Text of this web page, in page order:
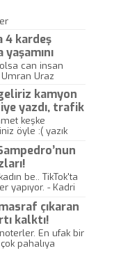
4 kardeş
yaşamını
can insan
Uraz
kamyon
yazdı, trafik
öldü!
keşke
öyle :( yazık
be.. TikTok'ta
yapıyor. - Kadri
çıkaran
kalktı!
En ufak bir
pahalıya